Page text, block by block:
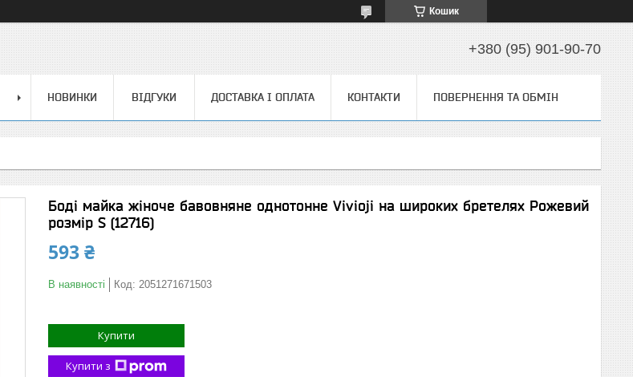
Кошик
+380 (95) 901-90-70
НОВИНКИ ВІДГУКИ ДОСТАВКА І ОПЛАТА КОНТАКТИ ПОВЕРНЕННЯ ТА ОБМІН
Боді майка жіноче бавовняне однотонне Vivioji на широких бретелях Рожевий
розмір S (12716)
593 ₴
В наявності Код: 2051271671503
Купити
Купити з